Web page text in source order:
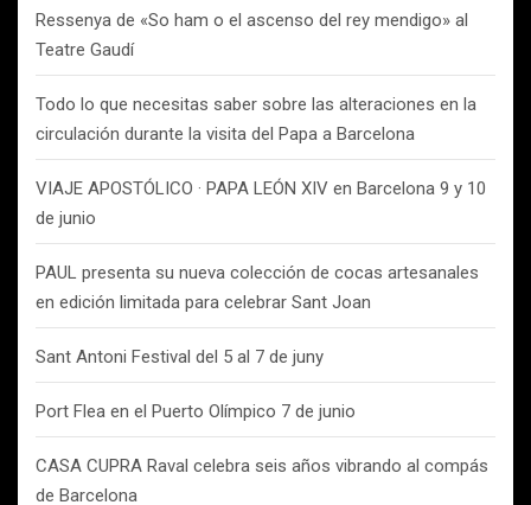
Ressenya de «So ham o el ascenso del rey mendigo» al
Teatre Gaudí
Todo lo que necesitas saber sobre las alteraciones en la
circulación durante la visita del Papa a Barcelona
VIAJE APOSTÓLICO · PAPA LEÓN XIV en Barcelona 9 y 10
de junio
PAUL presenta su nueva colección de cocas artesanales
en edición limitada para celebrar Sant Joan
Sant Antoni Festival del 5 al 7 de juny
Port Flea en el Puerto Olímpico 7 de junio
CASA CUPRA Raval celebra seis años vibrando al compás
de Barcelona